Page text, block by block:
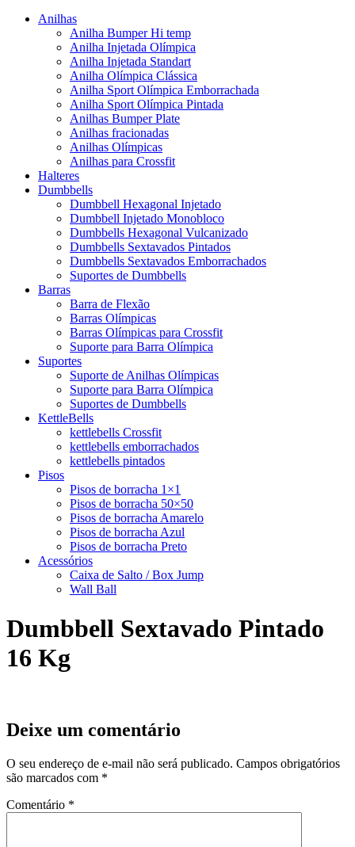
Anilhas
Anilha Bumper Hi temp
Anilha Injetada Olímpica
Anilha Injetada Standart
Anilha Olímpica Clássica
Anilha Sport Olímpica Emborrachada
Anilha Sport Olímpica Pintada
Anilhas Bumper Plate
Anilhas fracionadas
Anilhas Olímpicas
Anilhas para Crossfit
Halteres
Dumbbells
Dumbbell Hexagonal Injetado
Dumbbell Injetado Monobloco
Dumbbells Hexagonal Vulcanizado
Dumbbells Sextavados Pintados
Dumbbells Sextavados Emborrachados
Suportes de Dumbbells
Barras
Barra de Flexão
Barras Olímpicas
Barras Olímpicas para Crossfit
Suporte para Barra Olímpica
Suportes
Suporte de Anilhas Olímpicas
Suporte para Barra Olímpica
Suportes de Dumbbells
KettleBells
kettlebells Crossfit
kettlebells emborrachados
kettlebells pintados
Pisos
Pisos de borracha 1×1
Pisos de borracha 50×50
Pisos de borracha Amarelo
Pisos de borracha Azul
Pisos de borracha Preto
Acessórios
Caixa de Salto / Box Jump
Wall Ball
Dumbbell Sextavado Pintado
16 Kg
Deixe um comentário
O seu endereço de e-mail não será publicado. Campos obrigatórios
são marcados com *
Comentário *